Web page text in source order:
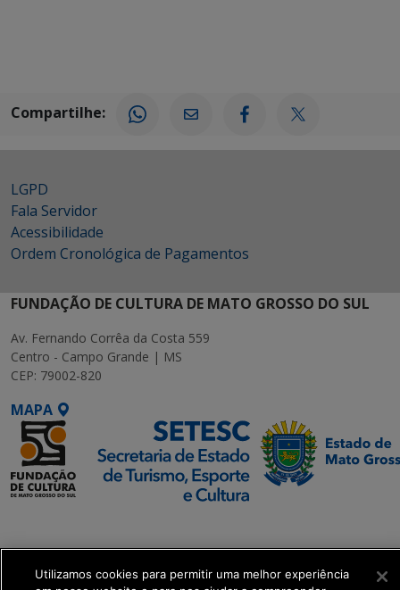
Compartilhe:
LGPD
Fala Servidor
Acessibilidade
Ordem Cronológica de Pagamentos
FUNDAÇÃO DE CULTURA DE MATO GROSSO DO SUL
Av. Fernando Corrêa da Costa 559
Centro - Campo Grande | MS
CEP: 79002-820
MAPA
Executiva de
Transformação Digital
Utilizamos cookies para permitir uma melhor experiência